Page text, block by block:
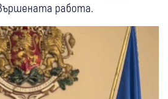
работа.